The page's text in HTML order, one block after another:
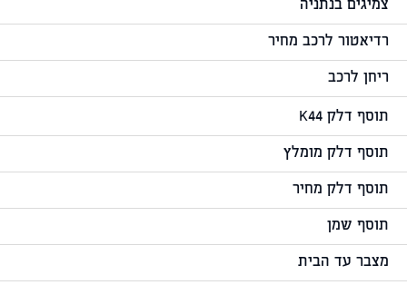
צמיגים בנתניה
רדיאטור לרכב מחיר
ריחן לרכב
תוסף דלק K44
תוסף דלק מומלץ
תוסף דלק מחיר
תוסף שמן
מצבר עד הבית